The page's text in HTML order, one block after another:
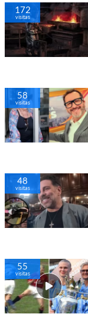
177
visitas
57
visitas
52
visitas
53
visitas